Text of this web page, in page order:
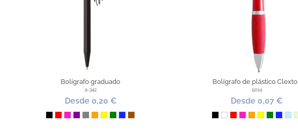
LATEST REVIEWS
17.03.2025
calidad correcta
Bolígrafo graduado
a-342
Desde 0,20 €
Negro
RojoFucsiaMorado
GrisNaranja
Amarillo
VerdeAzul Royal
Marrón
Bolígrafo de plástico
5014
Desde 0,07 €
NegroBlanco
RojoFucsiaNaranja
Amarillo
Verde
Azul